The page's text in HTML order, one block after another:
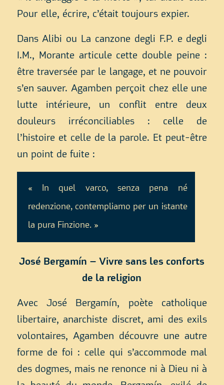
Pour elle, écrire, c’était toujours expier.
Dans Alibi ou La canzone degli F.P. e degli
I.M., Morante articule cette double peine :
être traversée par le langage, et ne pouvoir
s’en sauver. Agamben perçoit chez elle une
lutte intérieure, un conflit entre deux
douleurs irréconciliables : celle de
l’histoire et celle de la parole. Et peut-être
un point de fuite :
« In quel varco, senza pena né
redenzione, contempliamo per un istante
la pura Finzione. »
José Bergamín – Vivre sans les conforts
de la religion
Avec José Bergamín, poète catholique
libertaire, anarchiste discret, ami des exils
volontaires, Agamben découvre une autre
forme de foi : celle qui s’accommode mal
des dogmes, mais ne renonce ni à Dieu ni à